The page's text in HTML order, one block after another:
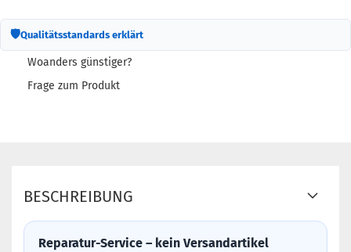
🛡Qualitätsstandards erklärt
Woanders günstiger?
Frage zum Produkt
BESCHREIBUNG
Reparatur-Service – kein Versandartikel